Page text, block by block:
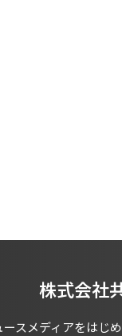
株式会社
スメディアをはじ